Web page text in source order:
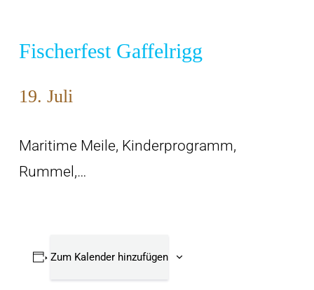
Fischerfest Gaffelrigg
19. Juli
Maritime Meile, Kinderprogramm,
Rummel,…
Zum Kalender hinzufügen